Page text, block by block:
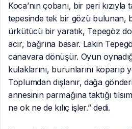
Koca’nın çobanı, bir peri kızıyla
tepesinde tek bir gözü bulunan,
ürkütücü bir yaratık, Tepegöz
acır, bağrına basar. Lakin
canavara dönüşür. Oyun
kulaklarını, burunlarını koparıp
Toplumdan dışlanır, dağa
annesinin parmağına taktığı
ne ok ne de kılıç işler.” dedi.